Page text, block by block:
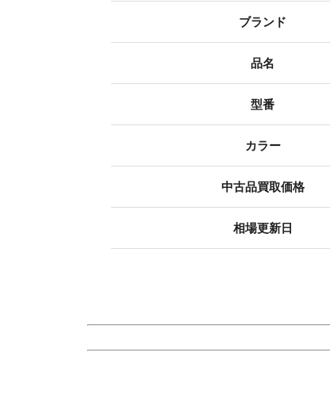
ブランド
品名
型番
カラー
中古品買取価格
相場更新日